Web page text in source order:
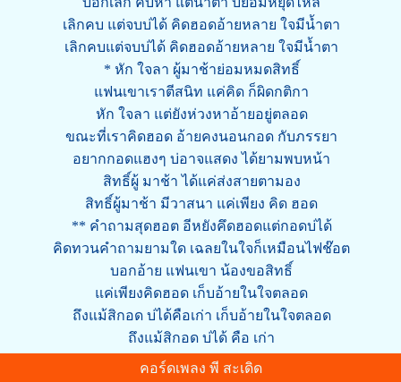
เลิกคบ แต่จบบ่ได้ คิดฮอดอ้ายหลาย ใจมีน้ำตา
เลิกคบแต่จบบ่ได้ คิดฮอดอ้ายหลาย ใจมีน้ำตา
* หัก ใจลา ผู้มาช้าย่อมหมดสิทธิ์
แฟนเขาเราตีสนิท แค่คิด ก็ผิดกติกา
หัก ใจลา แต่ยังห่วงหาอ้ายอยู่ตลอด
ขณะที่เราคิดฮอด อ้ายคงนอนกอด กับภรรยา
อยากกอดแฮงๆ บ่อาจแสดง ได้ยามพบหน้า
สิทธิ์ผู้ มาช้า ได้แค่ส่งสายตามอง
สิทธิ์ผู้มาช้า มีวาสนา แค่เพียง คิด ฮอด
** คำถามสุดฮอต อีหยังคึดฮอดแต่กอดบ่ได้
คิดทวนคำถามยามใด เฉลยในใจก็เหมือนไฟช๊อต
บอกอ้าย แฟนเขา น้องขอสิทธิ์
แค่เพียงคิดฮอด เก็บอ้ายในใจตลอด
ถึงแม้สิกอด บ่ได้คือเก่า เก็บอ้ายในใจตลอด
ถึงแม้สิกอด บ่ได้ คือ เก่า
คอร์ดเพลง พี สะเดิด